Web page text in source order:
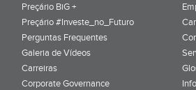
Preçário BiG +
Preçário #Investe_no_Futuro
Perguntas Frequentes
Galeria de Vídeos
Carreiras
Corporate Governance